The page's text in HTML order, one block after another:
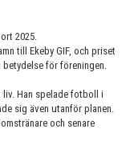
2025.
till Ekeby GIF, och priset
för föreningen.
liv. Han spelade fotboll i
sig även utanför planen.
och senare